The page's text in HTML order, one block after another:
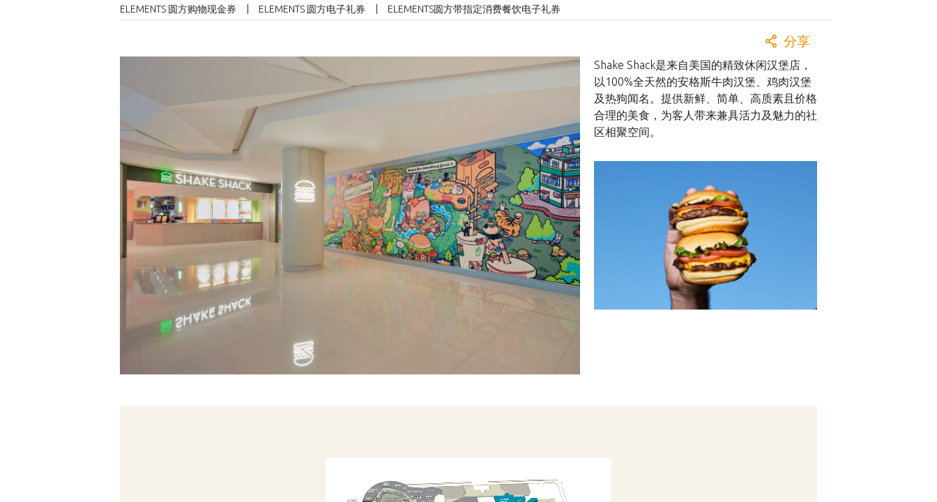
ELEMENTS 圆方购物现金券 ELEMENTS 圆方电子礼券 ELEMENTS圆方带指定消费餐饮电子礼券
分享
Shake Shack是来自美国的精致休闲汉堡店，
以100%全天然的安格斯牛肉汉堡、鸡肉汉堡
及热狗闻名。提供新鲜、简单、高质素且价格
合理的美食，为客人带来兼具活力及魅力的社
区相聚空间。